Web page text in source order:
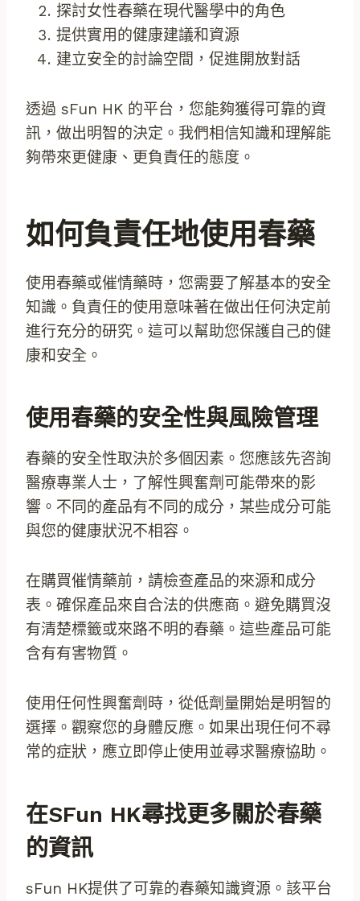
探討女性春藥在現代醫學中的角色
提供實用的健康建議和資源
建立安全的討論空間，促進開放對話
透過 sFun HK 的平台，您能夠獲得可靠的資
訊，做出明智的決定。我們相信知識和理解能
夠帶來更健康、更負責任的態度。
如何負責任地使用春藥
使用春藥或催情藥時，您需要了解基本的安全
知識。負責任的使用意味著在做出任何決定前
進行充分的研究。這可以幫助您保護自己的健
康和安全。
使用春藥的安全性與風險管理
春藥的安全性取決於多個因素。您應該先咨詢
醫療專業人士，了解性興奮劑可能帶來的影
響。不同的產品有不同的成分，某些成分可能
與您的健康狀況不相容。
在購買催情藥前，請檢查產品的來源和成分
表。確保產品來自合法的供應商。避免購買沒
有清楚標籤或來路不明的春藥。這些產品可能
含有有害物質。
使用任何性興奮劑時，從低劑量開始是明智的
選擇。觀察您的身體反應。如果出現任何不尋
常的症狀，應立即停止使用並尋求醫療協助。
在sFun HK尋找更多關於春藥
的資訊
sFun HK提供了可靠的春藥知識資源。該平台